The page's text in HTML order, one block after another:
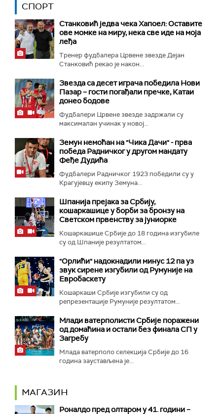
СПОРТ
Станковић једва чека Хапоел: Оставите
ове момке на миру, нека све иде на моја
леђа
Тренер фудбалера Црвене звезде Дејан
Станковић рекао је након...
Звезда са десет играча победила Нови
Пазар – гости погађали пречке, Катаи
донео бодове
Фудбалери Црвене звезде задржали су
максималан учинак у новој...
Земун немоћан на "Чика Дачи" - прва
победа Радничког у другом мандату
Феђе Дудића
Фудбалери Радничког 1923 победили су у
Крагујевцу екипу Земуна...
Шпанија прејакa за Србију,
кошаркашице у борби за бронзу на
Светском првенству за јуниорке
Кошаркашице Србије до 18 година изгубиле
су од Шпаније резултатом...
"Орлићи" надокнадили минус 12 па уз
звук сирене изгубили од Румуније на
Евробаскету
Кошаркаши Србије изгубили су од
репрезентације Румуније резултатом...
Млади ватерполисти Србије поражени
од домаћина и остали без финала СП у
Загребу
Млада ватерполо селекција Србије до 16
година заустављена је...
МАГАЗИН
Роналдо пред олтаром у 41. години –